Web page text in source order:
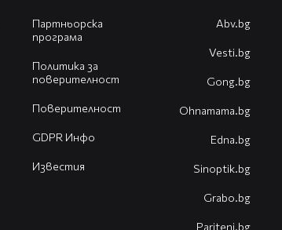
Партньорска
програма
Политика за
поверителност
Поверителност
GDPR Инфо
Известия
Abv.bg
Vesti.bg
Gong.bg
Оhnamama.bg
Edna.bg
Sinoptik.bg
Grabo.bg
Pariteni.bg